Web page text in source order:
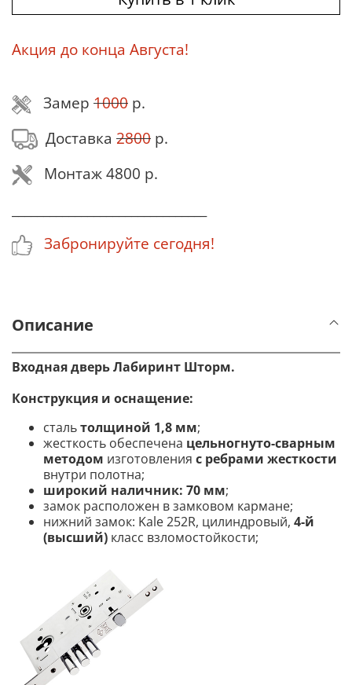
Акция до конца Августа!
Замер 1000 р.
Доставка 2800 р.
Монтаж 4800 р.
Забронируйте сегодня!
Описание
Входная дверь Лабиринт Шторм.
Конструкция и оснащение:
стальтолщиной 1,8 мм;
жесткость обеспечена цельногнуто-сварным
методом изготовления с ребрами жесткости
внутри полотна;
широкий наличник: 70 мм;
замок расположен в замковом кармане;
нижний замок: Kale 252R, цилиндровый, 4-й
(высший) класс взломостойкости;